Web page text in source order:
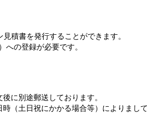
積書を発行することができます。
の登録が必要です。
に別途郵送しております。
（土日祝にかかる場合等）によりまし